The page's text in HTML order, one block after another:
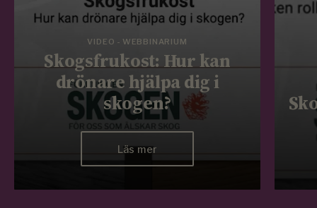
VIDEO - WEBBINARIUM
Skogsfrukost: Hur kan
drönare hjälpa dig i
skogen?
Läs mer